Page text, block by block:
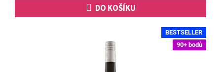
DO KOŠÍKU
BESTSELLER
90+ bodů